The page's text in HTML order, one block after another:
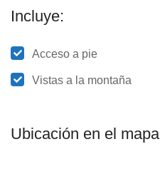
Incluye:
Acceso a pie
Vistas a la montaña
Ubicación en el mapa